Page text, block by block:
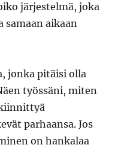
järjestelmä, joka
samaan aikaan
jonka pitäisi olla
työssäni, miten
parhaansa. Jos
on hankalaa